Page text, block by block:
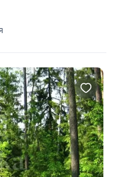
вы сможете
коттеджный посёлок